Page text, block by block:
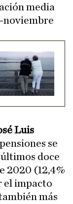
media
noviembre
Luis
se
últimos doce
2020 (12,4%
el impacto
más